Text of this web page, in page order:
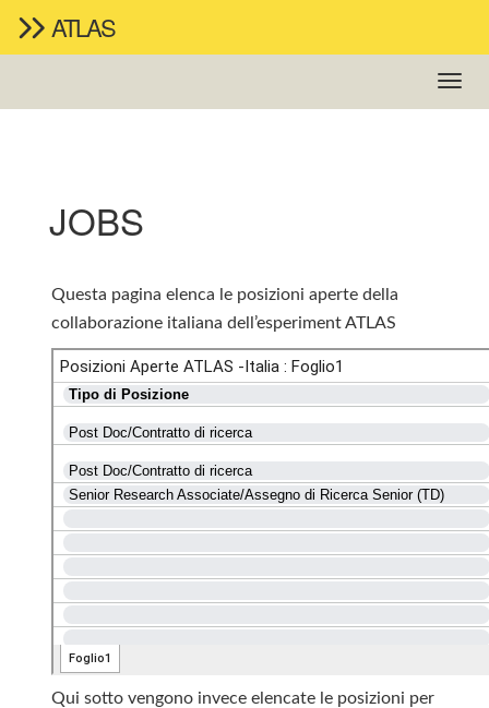
ATLAS
JOBS
Questa pagina elenca le posizioni aperte della
collaborazione italiana dell’esperiment ATLAS
Qui sotto vengono invece elencate le posizioni per